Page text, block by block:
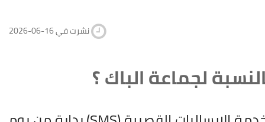
2026-06-16 نشرت في